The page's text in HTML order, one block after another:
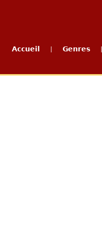
Accueil Genres